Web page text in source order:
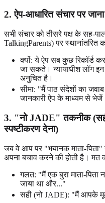
2. ऐप-आधारित संचार पर जाना
सभी संचार को तीसरे पक्ष के सह-
TalkingParents) पर स्थानांतरित
क्यों: ये ऐप सब कुछ रिकॉर्ड
जा सकते। न्यायाधीश लॉग
अनुचित है।
सीमा: "मैं पाठ संदेशों का
जानकारी ऐप के माध्यम से
3. "नो JADE" तकनीक (सही
स्पष्टीकरण देना)
जब वे आप पर "भयानक माता-पिता"
अपना बचाव करने की होती है। मत
गलत: "मैं एक बुरा माता-
जाया था और..."
सही (नो JADE): "मैं आपके